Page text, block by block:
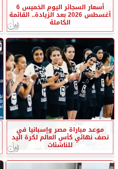
أسعار السجائر اليوم الخميس 6
أغسطس 2026 بعد الزيادة.. القائمة
الكاملة
موعد مباراة مصر وإسبانيا في
نصف نهائي كأس العالم لكرة اليد
للناشئات